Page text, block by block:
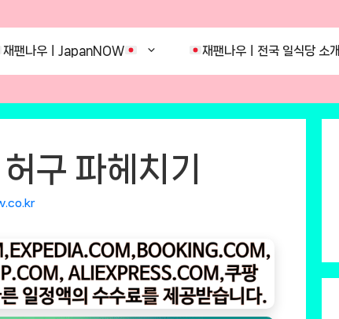
재팬나우ㅣJapanNOW 재팬나우ㅣ전국 일식당 소개
구 파헤치기